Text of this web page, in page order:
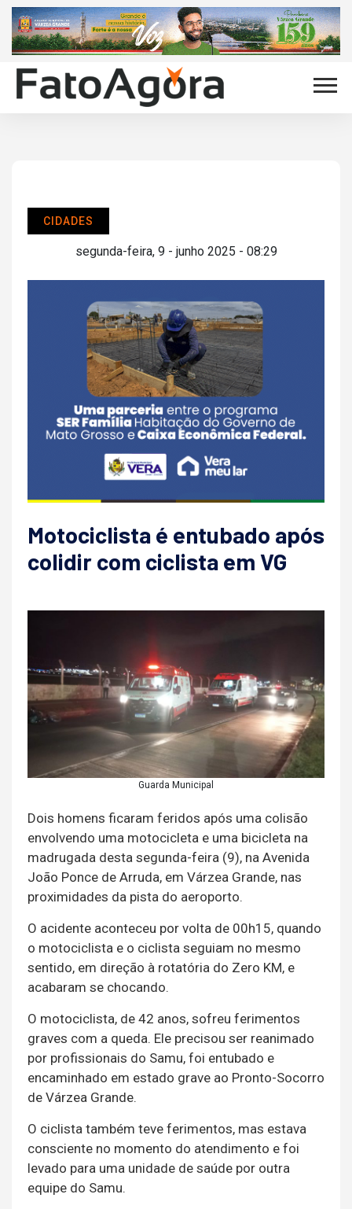
CIDADES
segunda-feira, 9 - junho 2025 - 08:29
Motociclista é entubado após
colidir com ciclista em VG
Guarda Municipal
Dois homens ficaram feridos após uma colisão
envolvendo uma motocicleta e uma bicicleta na
madrugada desta segunda-feira (9), na Avenida
João Ponce de Arruda, em Várzea Grande, nas
proximidades da pista do aeroporto.
O acidente aconteceu por volta de 00h15, quando
o motociclista e o ciclista seguiam no mesmo
sentido, em direção à rotatória do Zero KM, e
acabaram se chocando.
O motociclista, de 42 anos, sofreu ferimentos
graves com a queda. Ele precisou ser reanimado
por profissionais do Samu, foi entubado e
encaminhado em estado grave ao Pronto-Socorro
de Várzea Grande.
O ciclista também teve ferimentos, mas estava
consciente no momento do atendimento e foi
levado para uma unidade de saúde por outra
equipe do Samu.